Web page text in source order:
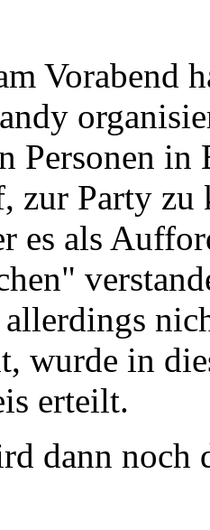
Vorabend
Personen in
zur Party zu
es als
wurde in
erteilt.
dann noch